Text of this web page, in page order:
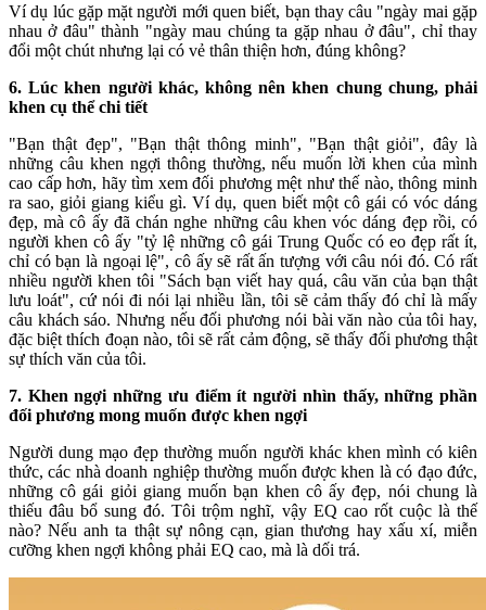
Ví dụ lúc gặp mặt người mới quen biết, bạn thay câu "ngày mai gặp
nhau ở đâu" thành "ngày mau chúng ta gặp nhau ở đâu", chỉ thay
đổi một chút nhưng lại có vẻ thân thiện hơn, đúng không?
6. Lúc khen người khác, không nên khen chung chung, phải
khen cụ thể chi tiết
"Bạn thật đẹp", "Bạn thật thông minh", "Bạn thật giỏi", đây là
những câu khen ngợi thông thường, nếu muốn lời khen của mình
cao cấp hơn, hãy tìm xem đối phương mệt như thế nào, thông minh
ra sao, giỏi giang kiểu gì. Ví dụ, quen biết một cô gái có vóc dáng
đẹp, mà cô ấy đã chán nghe những câu khen vóc dáng đẹp rồi, có
người khen cô ấy "tỷ lệ những cô gái Trung Quốc có eo đẹp rất ít,
chỉ có bạn là ngoại lệ", cô ấy sẽ rất ấn tượng với câu nói đó. Có rất
nhiều người khen tôi "Sách bạn viết hay quá, câu văn của bạn thật
lưu loát", cứ nói đi nói lại nhiều lần, tôi sẽ cảm thấy đó chỉ là mấy
câu khách sáo. Nhưng nếu đối phương nói bài văn nào của tôi hay,
đặc biệt thích đoạn nào, tôi sẽ rất cảm động, sẽ thấy đối phương thật
sự thích văn của tôi.
7. Khen ngợi những ưu điểm ít người nhìn thấy, những phần
đối phương mong muốn được khen ngợi
Người dung mạo đẹp thường muốn người khác khen mình có kiên
thức, các nhà doanh nghiệp thường muốn được khen là có đạo đức,
những cô gái giỏi giang muốn bạn khen cô ấy đẹp, nói chung là
thiếu đâu bổ sung đó. Tôi trộm nghĩ, vậy EQ cao rốt cuộc là thế
nào? Nếu anh ta thật sự nông cạn, gian thương hay xấu xí, miễn
cưỡng khen ngợi không phải EQ cao, mà là dối trá.